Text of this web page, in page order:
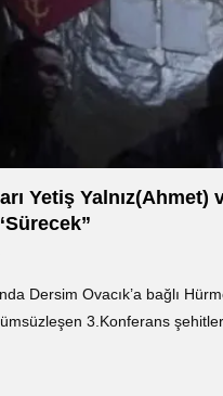
Yetiş Yalnız(Ahmet)
Dersim Ovacık’a bağlı
3.Konferans